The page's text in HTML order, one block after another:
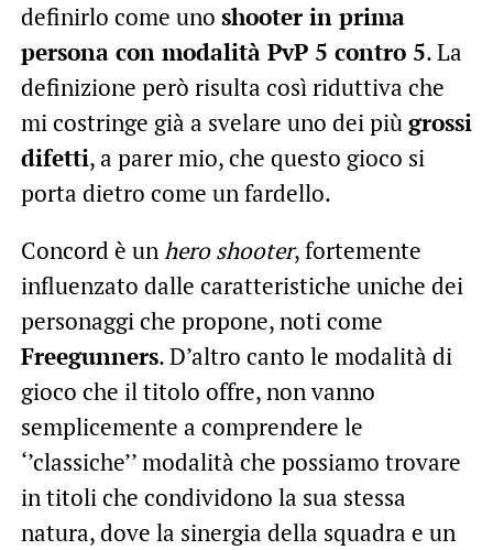
definirlo come uno shooter in prima
persona con modalità PvP 5 contro 5. La
definizione però risulta così riduttiva che
mi costringe già a svelare uno dei piùgrossi
difetti, a parer mio, che questo gioco si
porta dietro come un fardello.
Concord è unhero shooter, fortemente
influenzato dalle caratteristiche uniche dei
personaggi che propone, noti come
Freegunners. D’altro canto le modalità di
gioco che il titolo offre, non vanno
semplicemente a comprendere le
‘’classiche’’ modalità che possiamo trovare
in titoli che condividono la sua stessa
natura, dove la sinergia della squadra e un